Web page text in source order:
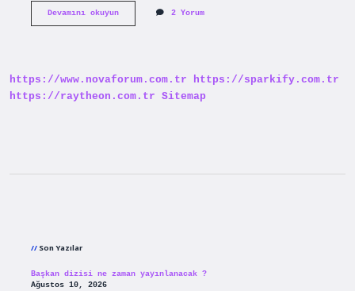
Devamını okuyunAlp
2 Yorum
https://www.novaforum.com.tr
https://sparkify.com.tr
https://raytheon.com.tr Sitemap
Son Yazılar
Başkan dizisi ne zaman yayınlanacak ?
Ağustos 10, 2026